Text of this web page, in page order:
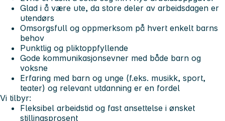
Glad i å være ute, da store deler av arbeidsdagen er
utendørs
Omsorgsfull og oppmerksom på hvert enkelt barns
behov
Punktlig og pliktoppfyllende
Gode kommunikasjonsevner med både barn og
voksne
Erfaring med barn og unge (f.eks. musikk, sport,
teater) og relevant utdanning er en fordel
Vi tilbyr:
Fleksibel arbeidstid og fast ansettelse i ønsket
stillingsprosent